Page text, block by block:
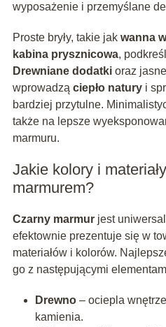
wyposażenie i przemyślane
Proste bryły, takie jak wanna
kabina prysznicowa,
Drewniane dodatkioraz
wprowadzą ciepło naturyi
bardziej przytulne.
także na lepsze
marmuru.
Jakie kolory i
marmurem?
Czarny marmurjest
efektownie prezentuje się w
materiałów i kolorów.
go z następującymi
Drewno– ociepla wnętrze
kamienia.